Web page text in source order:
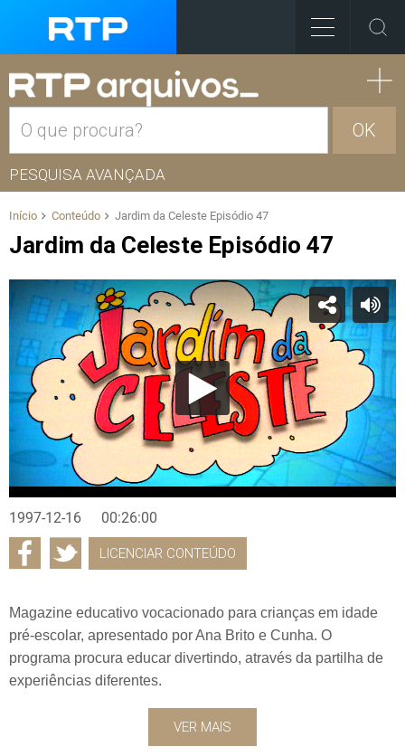
OK
PESQUISA AVANÇADA
Início Conteúdo Jardim da Celeste Episódio 47
Jardim da Celeste Episódio 47
1997-12-16 00:26:00
LICENCIAR CONTEÚDO
Magazine educativo vocacionado para crianças em idade
pré-escolar, apresentado por Ana Brito e Cunha. O
programa procura educar divertindo, através da partilha de
experiências diferentes.
VER MAIS